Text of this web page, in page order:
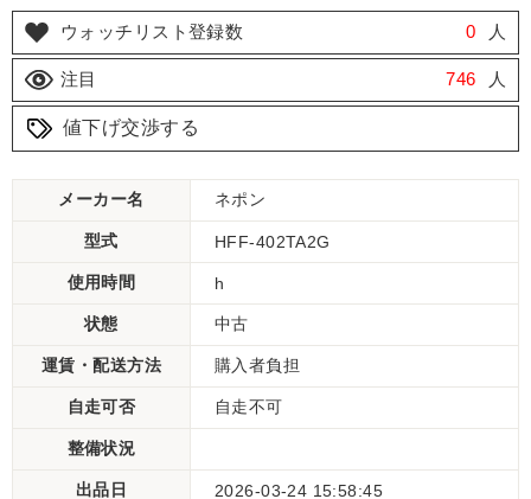
ウォッチリスト登録数 0 人
注目 746 人
値下げ交渉する
メーカー名 ネポン
型式 HFF-402TA2G
使用時間 h
状態 中古
運賃・配送方法 購入者負担
自走可否 自走不可
整備状況
出品日 2026-03-24 15:58:45